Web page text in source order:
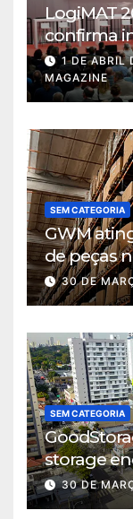
LogiMAT
confirma
de1 DE
MAGAZINE
SEM CATEGORIA
GWM
de peças
logística
30 DE
SEM CATEGORIA
storage
consolida
30 DE